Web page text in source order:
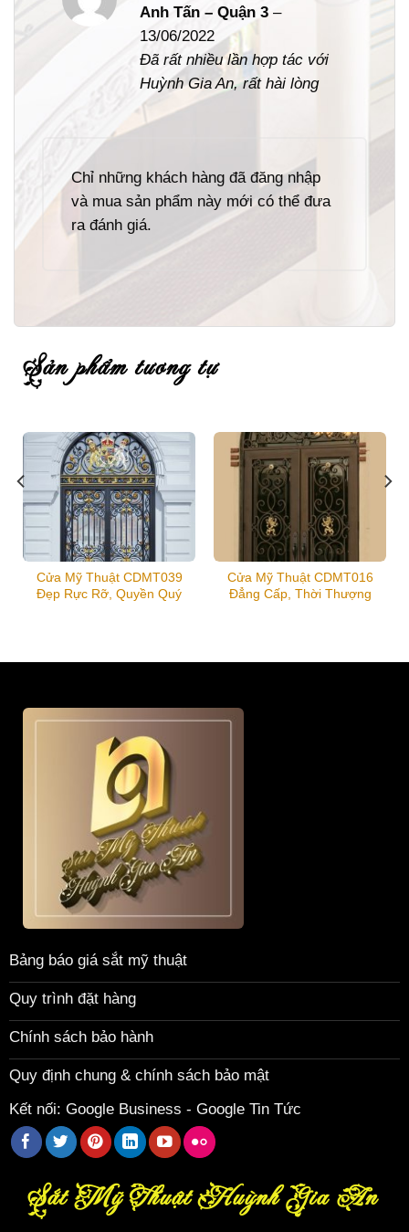
Được xếp
sao
Anh Tấn – Quận 3–
13/06/2022
Đã rất nhiều lần hợp tác với
Huỳnh Gia An, rất hài lòng
Chỉ những khách hàng đã đăng nhập
và mua sản phẩm này mới có thể đưa
ra đánh giá.
sản phẩm tương tự
Cửa Mỹ Thuật CDMT039
Đẹp Rực Rỡ, Quyền Quý
Cửa Mỹ Thuật CDMT016
Đẳng Cấp, Thời Thượng
Bảng báo giá sắt mỹ thuật
Quy trình đặt hàng
Chính sách bảo hành
Quy định chung & chính sách bảo mật
Kết nối: Google Business - Google Tin Tức
Sắt Mỹ Thuật Huỳnh Gia An